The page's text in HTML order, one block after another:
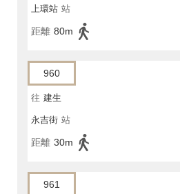
上環站 站
距離 80m
960
往 建生
永吉街 站
距離 30m
961